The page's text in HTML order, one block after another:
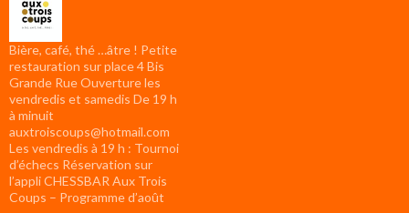
Bière, café, thé …âtre ! Petite
restauration sur place 4 Bis
Grande Rue Ouverture les
vendredis et samedis De 19 h
à minuit
auxtroiscoups@hotmail.com
Les vendredis à 19 h : Tournoi
d’échecs Réservation sur
l’appli CHESSBAR Aux Trois
Coups – Programme d’août